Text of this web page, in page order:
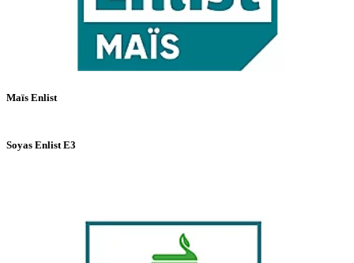
Maïs Enlist
Soyas Enlist E3